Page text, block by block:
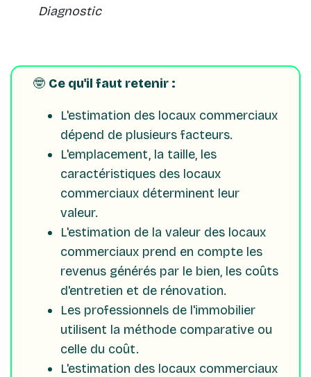
Diagnostic
🤓 Ce qu'il faut retenir :
L'estimation des locaux commerciaux
dépend de plusieurs facteurs.
L'emplacement, la taille, les
caractéristiques des locaux
commerciaux déterminent leur
valeur.
L'estimation de la valeur des locaux
commerciaux prend en compte les
revenus générés par le bien, les coûts
d'entretien et de rénovation.
Les professionnels de l'immobilier
utilisent la méthode comparative ou
celle du coût.
L'estimation des locaux commerciaux